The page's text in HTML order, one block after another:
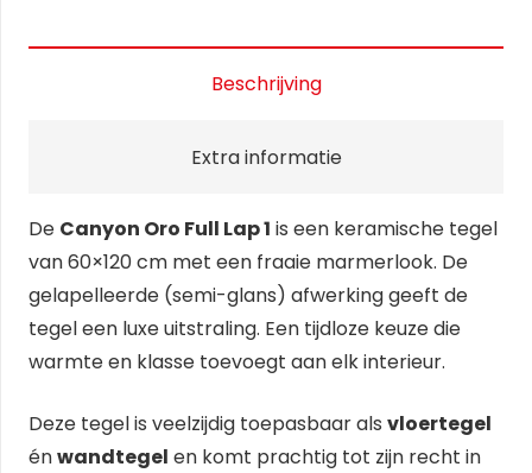
Beschrijving
Extra informatie
De Canyon Oro Full Lap 1 is een keramische tegel
van 60×120 cm met een fraaie marmerlook. De
gelapelleerde (semi-glans) afwerking geeft de
tegel een luxe uitstraling. Een tijdloze keuze die
warmte en klasse toevoegt aan elk interieur.
Deze tegel is veelzijdig toepasbaar als vloertegel
énwandtegel en komt prachtig tot zijn recht in